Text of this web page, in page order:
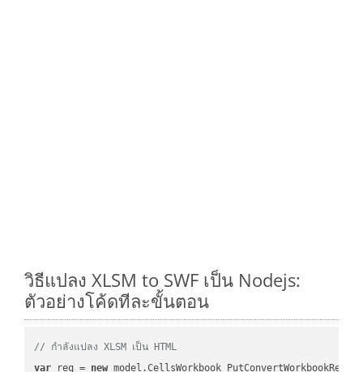
วิธีแปลง XLSM to SWF เป็น Nodejs:
ตัวอย่างโค้ดทีละขั้นตอน
// กำลังแปลง XLSM เป็น HTML
var req = new